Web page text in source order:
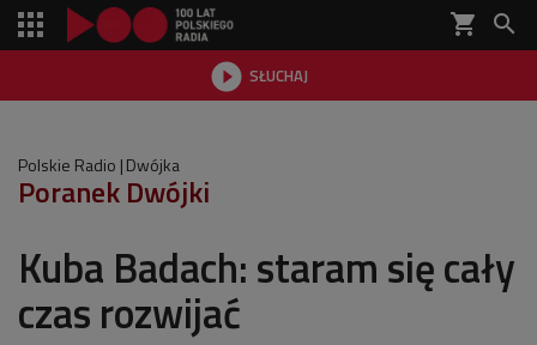
shopping_cart 
 SŁUCHAJ

Polskie Radio Dwójka
Poranek Dwójki
Kuba Badach: staram się cały
czas rozwijać